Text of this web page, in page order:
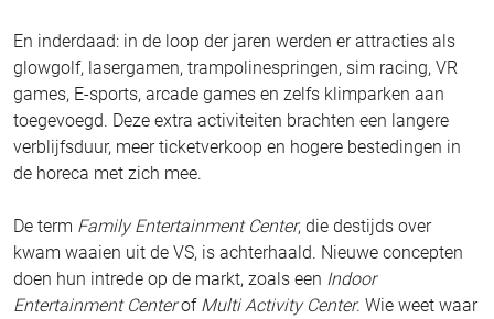
En inderdaad: in de loop der jaren werden er attracties als
glowgolf, lasergamen, trampolinespringen, sim racing, VR
games, E-sports, arcade games en zelfs klimparken aan
toegevoegd. Deze extra activiteiten brachten een langere
verblijfsduur, meer ticketverkoop en hogere bestedingen in
de horeca met zich mee.
De term Family Entertainment Center, die destijds over
kwam waaien uit de VS, is achterhaald. Nieuwe concepten
doen hun intrede op de markt, zoals een Indoor
Entertainment Centerof Multi Activity Center. Wie weet waar